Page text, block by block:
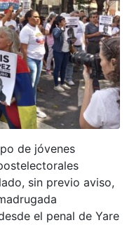
de jóvenes
sin previo aviso,
el penal de Yare